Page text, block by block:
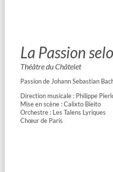
La Passion
Théâtre du Châtelet
Passion de Johann Sebastian
Direction musicale : Philippe
Mise en scène : Calixto Bieito
Orchestre : Les Talens Lyriques
Chœur de Paris